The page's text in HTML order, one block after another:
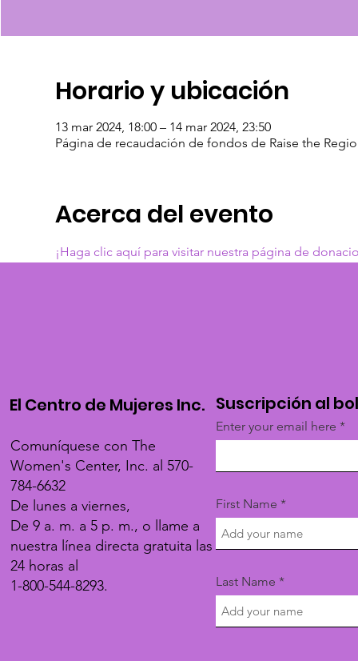
Horario y ubicación
13 mar 2024, 18:00 – 14 mar 2024, 23:50
Página de recaudación de fondos de Raise the
Acerca del evento
¡Haga clic aquí para visitar nuestra página de
El Centro de Mujeres Inc.
Comuníquese con The
Women's Center, Inc. al 570-
784-6632
De lunes a viernes,
De 9 a. m. a 5 p. m., o llame a
nuestra línea directa gratuita las
24 horas al
1-800-544-8293.
Suscripción al
Enter your email here
First Name
Last Name